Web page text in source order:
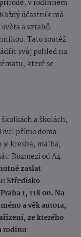
v rodinném
účastník má
a vztahů
Tato soutěž
svůj pohled na
které se
a školách,
přímo doma
kresba, malba,
Rozmezí od A4
zaslat
Středisko
1, 118 00. Na
a věk autora,
ze kterého
rodinu.